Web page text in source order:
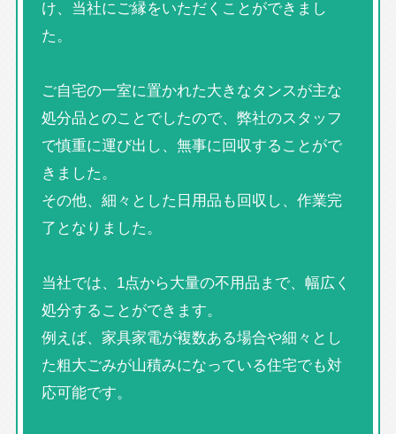
け、当社にご縁をいただくことができまし
た。
ご自宅の一室に置かれた大きなタンスが主な
処分品とのことでしたので、弊社のスタッフ
で慎重に運び出し、無事に回収することがで
きました。
その他、細々とした日用品も回収し、作業完
了となりました。
当社では、1点から大量の不用品まで、幅広く
処分することができます。
例えば、家具家電が複数ある場合や細々とし
た粗大ごみが山積みになっている住宅でも対
応可能です。